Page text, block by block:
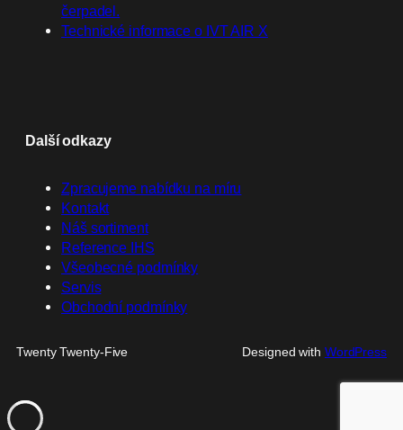
čerpadel.
Technické informace o IVT AIR X
Další odkazy
Zpracujeme nabídku na míru
Kontakt
Náš sortiment
Reference IHS
Všeobecné podmínky
Servis
Obchodní podmínky
Twenty Twenty-Five Designed with WordPress